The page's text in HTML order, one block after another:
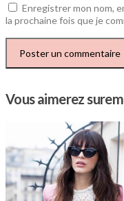
Enregistrer mon nom,
la prochaine fois que je
Vous aimerez